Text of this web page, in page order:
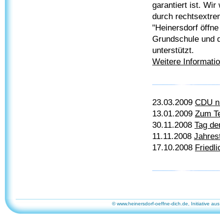
garantiert ist. Wir
durch
"Heinersdorf
Grundschule und
unterstützt.
Weitere
23.03.2009 CDU
13.01.2009 Zum
30.11.2008 Tag
11.11.2008
17.10.2008
© www.heinersdorf-oeffne-dich.de, Initiative